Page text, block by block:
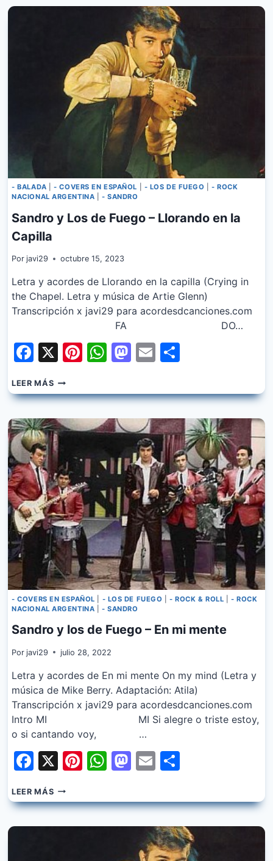
ROCK
AND
ROLL
- BALADA |- COVERS EN ESPAÑOL - LOS DE FUEGO |- ROCK
NACIONAL ARGENTINA
- SANDRO
Sandro y Los de Fuego – Llorando en la
Capilla
Por javi29 octubre 15, 2023
Letra y acordes de Llorando en la capilla (Crying in
the Chapel. Letra y música de Artie Glenn)
Transcripción x javi29 para acordesdcanciones.com
FA DO…
Facebook
X Pinterest
WhatsApp
Mastodon
Email
LEER MÁSSANDRO
Y
LOS
FUEGO
–
LLORANDO
EN
LA
CAPILLA
- COVERS EN ESPAÑOL - LOS DE FUEGO |- ROCK & ROLL |- ROCK
NACIONAL ARGENTINA
- SANDRO
Sandro y los de Fuego – En mi mente
Por javi29 julio 28, 2022
Letra y acordes de En mi mente On my mind (Letra y
música de Mike Berry. Adaptación: Atila)
Transcripción x javi29 para acordesdcanciones.com
Intro MI MI Si alegre o triste estoy,
o si cantando voy, …
Facebook
X Pinterest
WhatsApp
Mastodon
Email
LEER MÁSSANDRO
Y
LOS